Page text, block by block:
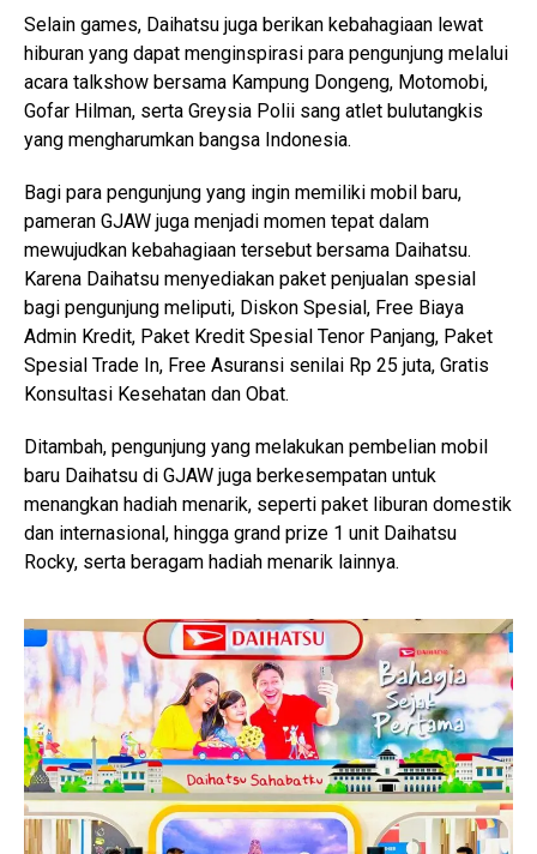
Selain games, Daihatsu juga berikan kebahagiaan lewat
hiburan yang dapat menginspirasi para pengunjung melalui
acara talkshow bersama Kampung Dongeng, Motomobi,
Gofar Hilman, serta Greysia Polii sang atlet bulutangkis
yang mengharumkan bangsa Indonesia.
Bagi para pengunjung yang ingin memiliki mobil baru,
pameran GJAW juga menjadi momen tepat dalam
mewujudkan kebahagiaan tersebut bersama Daihatsu.
Karena Daihatsu menyediakan paket penjualan spesial
bagi pengunjung meliputi, Diskon Spesial, Free Biaya
Admin Kredit, Paket Kredit Spesial Tenor Panjang, Paket
Spesial Trade In, Free Asuransi senilai Rp 25 juta, Gratis
Konsultasi Kesehatan dan Obat.
Ditambah, pengunjung yang melakukan pembelian mobil
baru Daihatsu di GJAW juga berkesempatan untuk
menangkan hadiah menarik, seperti paket liburan domestik
dan internasional, hingga grand prize 1 unit Daihatsu
Rocky, serta beragam hadiah menarik lainnya.